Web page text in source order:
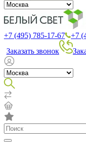
+7 (495) 785-17-67
+7
Заказать звонок